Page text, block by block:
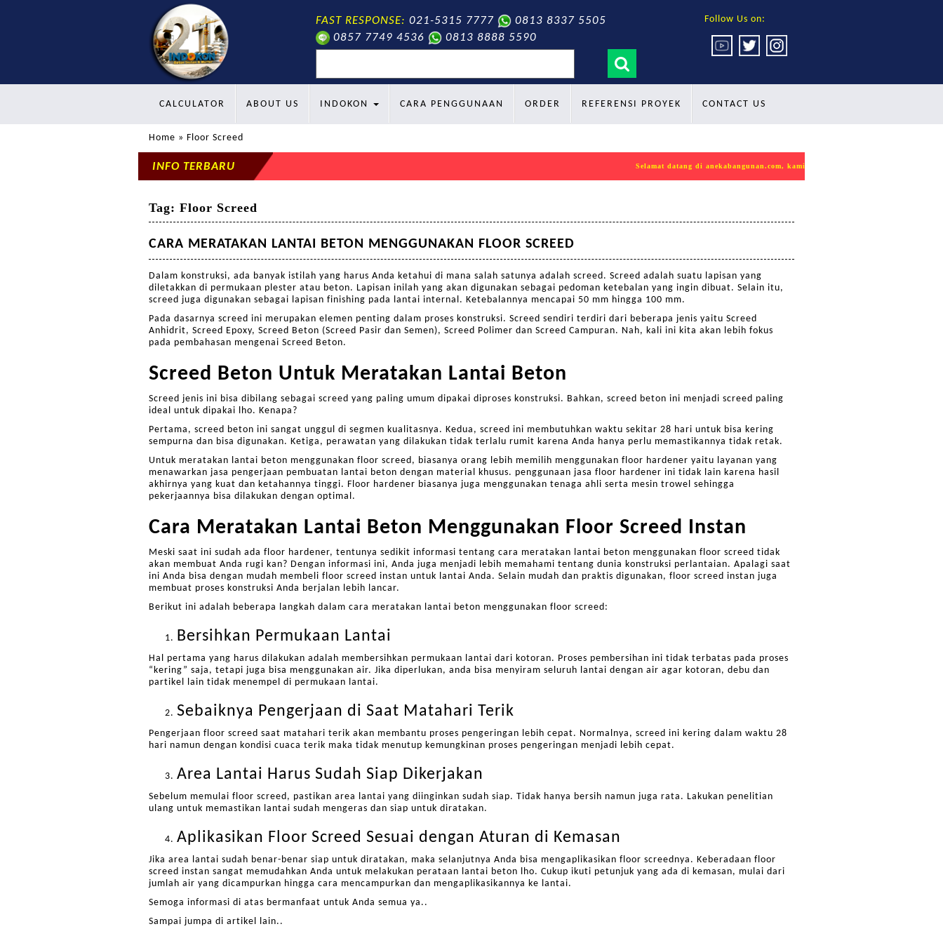
FAST RESPONSE: 021-5315 7777
0813 8337 5505
0857 7749 4536
0813 8888 5590
Follow Us on:
CALCULATOR ABOUT US INDOKON CARA PENGGUNAAN ORDER REFERENSI PROYEK CONTACT US
Home » Floor Screed
INFO TERBARU Selamat datang di anekabangunan.com, kami mempersembahkan produk
Tag: Floor Screed
CARA MERATAKAN LANTAI BETON MENGGUNAKAN FLOOR SCREED
Dalam konstruksi, ada banyak istilah yang harus Anda ketahui di mana salah satunya adalah screed. Screed adalah suatu lapisan yang
diletakkan di permukaan plester atau beton. Lapisan inilah yang akan digunakan sebagai pedoman ketebalan yang ingin dibuat. Selain itu,
screed juga digunakan sebagai lapisan finishing pada lantai internal. Ketebalannya mencapai 50 mm hingga 100 mm.
Pada dasarnya screed ini merupakan elemen penting dalam proses konstruksi. Screed sendiri terdiri dari beberapa jenis yaitu Screed
Anhidrit, Screed Epoxy, Screed Beton (Screed Pasir dan Semen), Screed Polimer dan Screed Campuran. Nah, kali ini kita akan lebih fokus
pada pembahasan mengenai Screed Beton.
Screed Beton Untuk Meratakan Lantai Beton
Screed jenis ini bisa dibilang sebagai screed yang paling umum dipakai diproses konstruksi. Bahkan, screed beton ini menjadi screed paling
ideal untuk dipakai lho. Kenapa?
Pertama, screed beton ini sangat unggul di segmen kualitasnya. Kedua, screed ini membutuhkan waktu sekitar 28 hari untuk bisa kering
sempurna dan bisa digunakan. Ketiga, perawatan yang dilakukan tidak terlalu rumit karena Anda hanya perlu memastikannya tidak retak.
Untuk meratakan lantai beton menggunakan floor screed, biasanya orang lebih memilih menggunakan floor hardener yaitu layanan yang
menawarkan jasa pengerjaan pembuatan lantai beton dengan material khusus. penggunaan jasa floor hardener ini tidak lain karena hasil
akhirnya yang kuat dan ketahannya tinggi. Floor hardener biasanya juga menggunakan tenaga ahli serta mesin trowel sehingga
pekerjaannya bisa dilakukan dengan optimal.
Cara Meratakan Lantai Beton Menggunakan Floor Screed Instan
Meski saat ini sudah ada floor hardener, tentunya sedikit informasi tentang cara meratakan lantai beton menggunakan floor screed tidak
akan membuat Anda rugi kan? Dengan informasi ini, Anda juga menjadi lebih memahami tentang dunia konstruksi perlantaian. Apalagi saat
ini Anda bisa dengan mudah membeli floor screed instan untuk lantai Anda. Selain mudah dan praktis digunakan, floor screed instan juga
membuat proses konstruksi Anda berjalan lebih lancar.
Berikut ini adalah beberapa langkah dalam cara meratakan lantai beton menggunakan floor screed:
Bersihkan Permukaan Lantai
Hal pertama yang harus dilakukan adalah membersihkan permukaan lantai dari kotoran. Proses pembersihan ini tidak terbatas pada proses
“kering” saja, tetapi juga bisa menggunakan air. Jika diperlukan, anda bisa menyiram seluruh lantai dengan air agar kotoran, debu dan
partikel lain tidak menempel di permukaan lantai.
Sebaiknya Pengerjaan di Saat Matahari Terik
Pengerjaan floor screed saat matahari terik akan membantu proses pengeringan lebih cepat. Normalnya, screed ini kering dalam waktu 28
hari namun dengan kondisi cuaca terik maka tidak menutup kemungkinan proses pengeringan menjadi lebih cepat.
Area Lantai Harus Sudah Siap Dikerjakan
Sebelum memulai floor screed, pastikan area lantai yang diinginkan sudah siap. Tidak hanya bersih namun juga rata. Lakukan penelitian
ulang untuk memastikan lantai sudah mengeras dan siap untuk diratakan.
Aplikasikan Floor Screed Sesuai dengan Aturan di Kemasan
Jika area lantai sudah benar-benar siap untuk diratakan, maka selanjutnya Anda bisa mengaplikasikan floor screednya. Keberadaan floor
screed instan sangat memudahkan Anda untuk melakukan perataan lantai beton lho. Cukup ikuti petunjuk yang ada di kemasan, mulai dari
jumlah air yang dicampurkan hingga cara mencampurkan dan mengaplikasikannya ke lantai.
Semoga informasi di atas bermanfaat untuk Anda semua ya..
Sampai jumpa di artikel lain..